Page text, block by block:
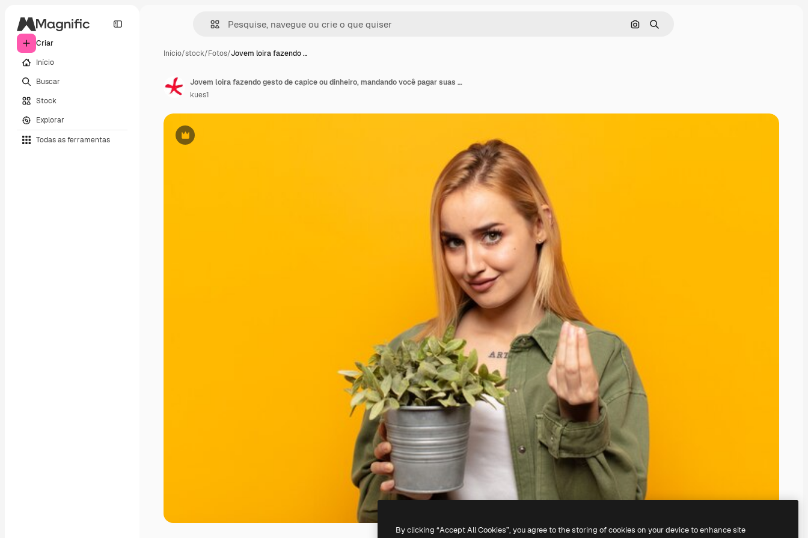
Criar
Início
Buscar
Stock
Explorar
Todas as ferramentas
Pesquisar por imagem
Buscar
Início/stock/Fotos/Jovem loira fazendo …
Premium
Jovem loira fazendo gesto de capice ou dinheiro, mandando você pagar suas dívidas!
kues1
By clicking “Accept All Cookies”, you agree to the storing of cookies on your device to enhance site